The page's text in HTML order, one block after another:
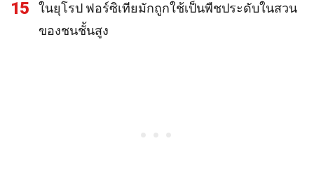
15
ในยุโรป ฟอร์ซิเทียมักถูกใช้เป็นพืชประดับในสวน
ของชนชั้นสูง